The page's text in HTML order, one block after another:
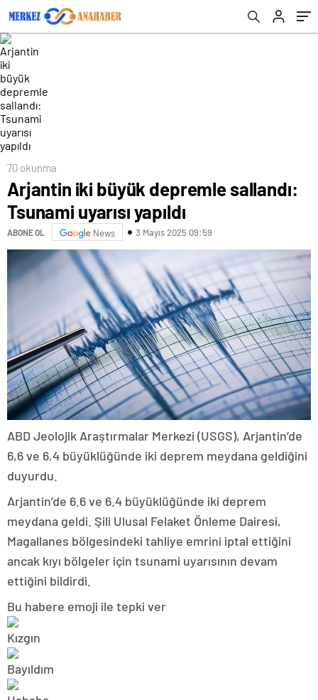
70 okunma
Arjantin iki büyük depremle sallandı:
Tsunami uyarısı yapıldı
ABONE OL News 3 Mayıs 2025 09:59
ABD Jeolojik Araştırmalar Merkezi (USGS), Arjantin’de
6,6 ve 6,4 büyüklüğünde iki deprem meydana geldiğini
duyurdu.
Arjantin’de 6.6 ve 6.4 büyüklüğünde iki deprem
meydana geldi. Şili Ulusal Felaket Önleme Dairesi,
Magallanes bölgesindeki tahliye emrini iptal ettiğini
ancak kıyı bölgeler için tsunami uyarısının devam
ettiğini bildirdi.
Bu habere emoji ile tepki ver